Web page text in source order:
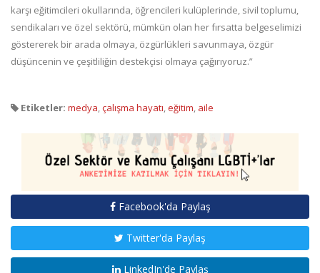
karşı eğitimcileri okullarında, öğrencileri kulüplerinde, sivil toplumu,
sendikaları ve özel sektörü, mümkün olan her fırsatta belgeselimizi
göstererek bir arada olmaya, özgürlükleri savunmaya, özgür
düşüncenin ve çeşitliliğin destekçisi olmaya çağırıyoruz.”
Etiketler: medya,çalışma hayatı,eğitim, aile
Facebook'da Paylaş
Twitter'da Paylaş
LinkedIn'de Paylaş